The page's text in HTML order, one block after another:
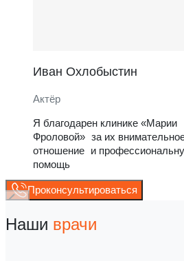
Иван Охлобыстин
Актёр
Я благодарен клинике «Марии
Фроловой» за их
отношение и
помощь
Проконсультироваться
Наши врачи